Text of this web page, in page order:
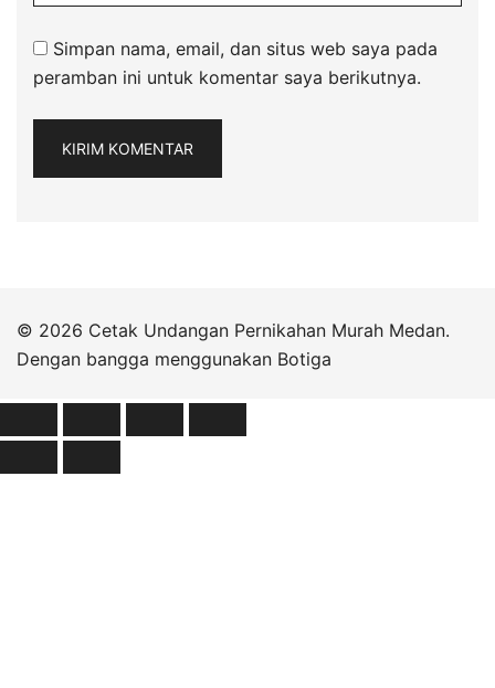
Simpan nama, email, dan situs web saya pada
peramban ini untuk komentar saya berikutnya.
© 2026 Cetak Undangan Pernikahan Murah Medan.
Dengan bangga menggunakan Botiga